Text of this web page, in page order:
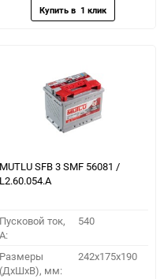
MUTLU SFB 3 SMF 56081 /
L2.60.054.A
Пусковой ток,
A:
540
Размеры
(ДхШхВ), мм:
242x175x190